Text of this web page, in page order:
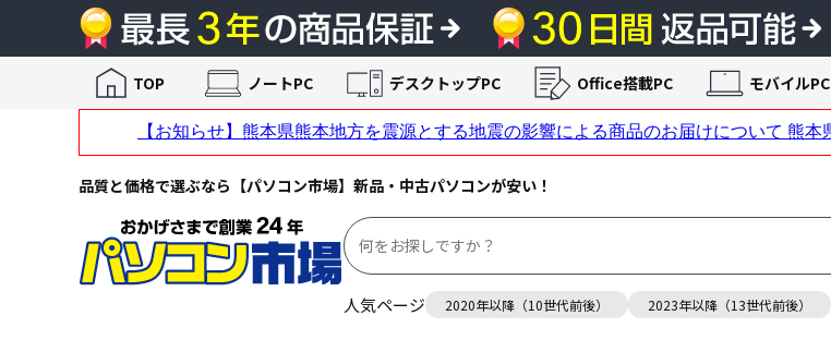
品質と価格で選ぶなら【パソコン市場】新品・中古パソコンが安い！
人気ページ 2020年以降（10世代前後） 2023年以降（13世代前後）
TOP ノートPC デスクトップPC Office搭載PC モバイルPC